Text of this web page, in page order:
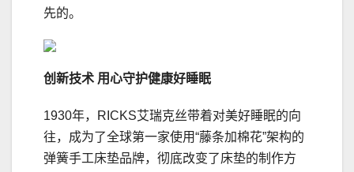
先的。
创新技术 用心守护健康好睡眠
1930年，RICKS艾瑞克丝带着对美好睡眠的向
往，成为了全球第一家使用“藤条加棉花”架构的
弹簧手工床垫品牌，彻底改变了床垫的制作方